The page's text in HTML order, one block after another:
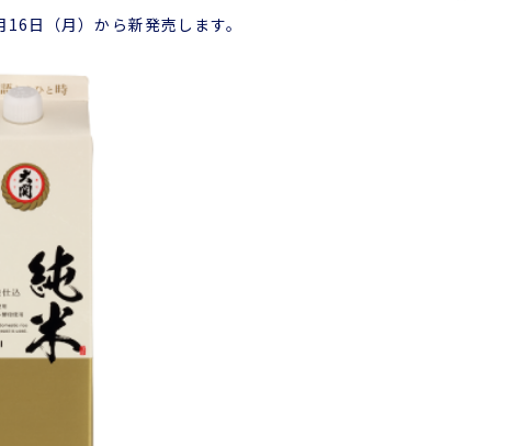
日（月）から新発売します。